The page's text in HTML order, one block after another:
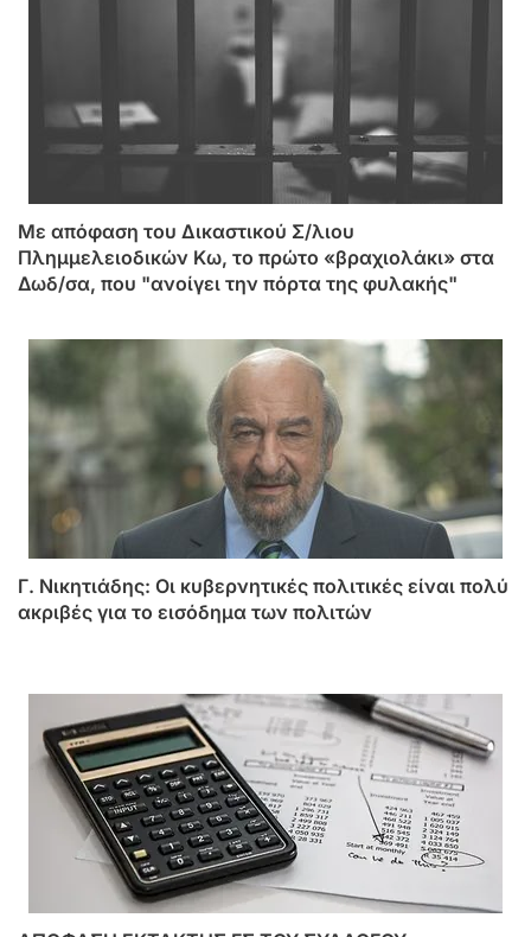
Mε απόφαση του Δικαστικού Σ/λιου
Πλημμελειοδικών Κω, το πρώτο «βραχιολάκι» στα
Δωδ/σα, που "ανοίγει την πόρτα της φυλακής"
Γ. Νικητιάδης: Οι κυβερνητικές πολιτικές είναι πολύ
ακριβές για το εισόδημα των πολιτών